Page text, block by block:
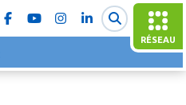
RÉSEAU